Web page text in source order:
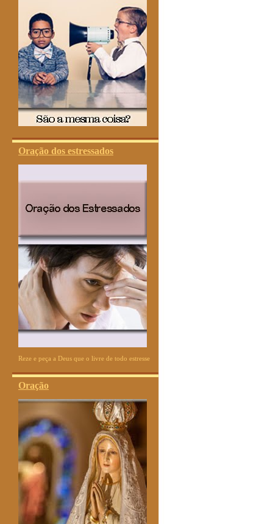
Oração dos estressados
Reze e peça a Deus que o livre de todo estresse
Oração